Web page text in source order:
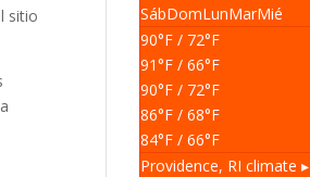
sitio
SábDomLunMarMié
90°F / 72°F
91°F / 66°F
90°F / 72°F
86°F / 68°F
84°F / 66°F
Providence, RI climate ▸